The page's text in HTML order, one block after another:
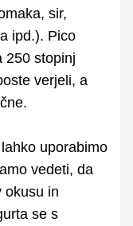
sir,
ipd.). Pico
250 stopinj
verjeli, a
uporabimo
vedeti, da
okusu in
se s